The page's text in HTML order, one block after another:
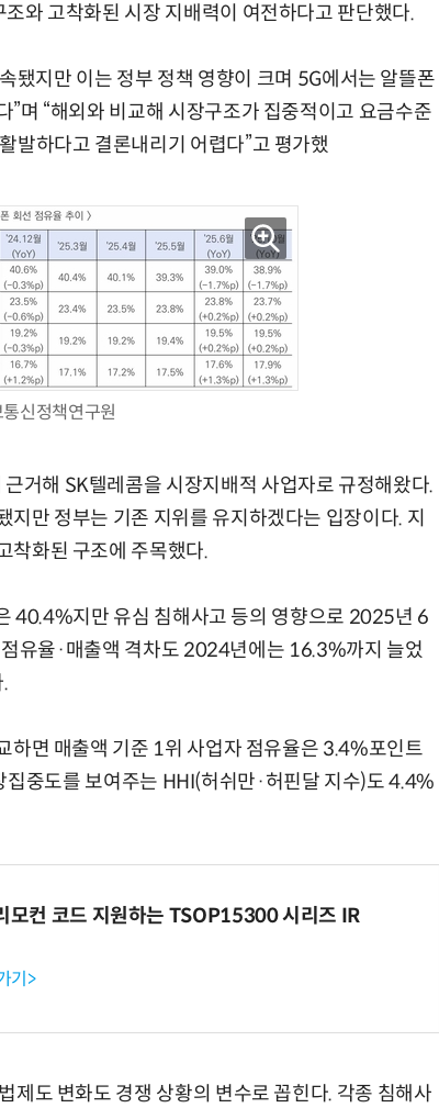
와 고착화된 시장 지배력이 여전하다고 판단했다.
됐지만 이는 정부 정책 영향이 크며 5G에서는 알뜰폰
며 “해외와 비교해 시장구조가 집중적이고 요금수준
발하다고 결론내리기 어렵다”고 평가했
신정책연구원
거해 SK텔레콤을 시장지배적 사업자로 규정해왔다.
만 정부는 기존 지위를 유지하겠다는 입장이다. 지
착화된 구조에 주목했다.
40.4%지만 유심 침해사고 등의 영향으로 2025년 6
유율·매출액 격차도 2024년에는 16.3%까지 늘었
하면 매출액 기준 1위 사업자 점유율은 3.4%포인트
중도를 보여주는 HHI(허쉬만·허핀달 지수)도 4.4%
모컨 코드 지원하는 TSOP15300 시리즈 IR
기>
제도 변화도 경쟁 상황의 변수로 꼽힌다. 각종 침해사